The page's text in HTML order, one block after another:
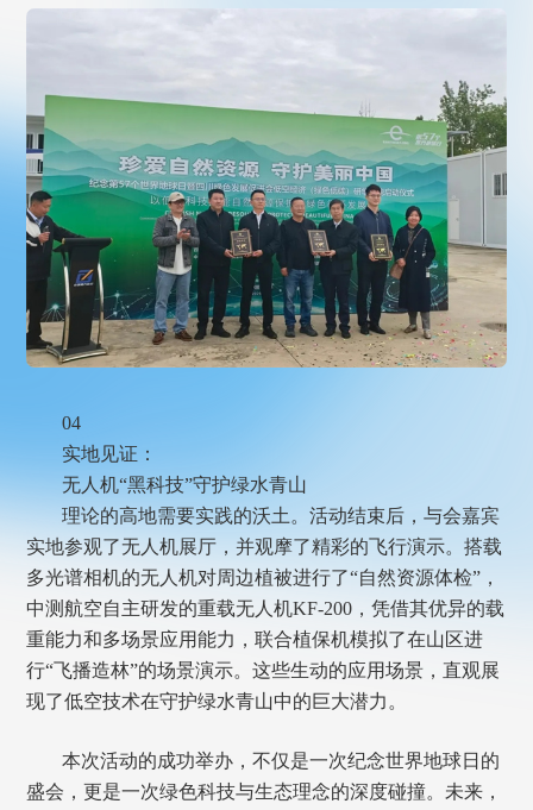
04
实地见证：
无人机“黑科技”守护绿水青山
理论的高地需要实践的沃土。活动结束后，与会嘉宾
实地参观了无人机展厅，并观摩了精彩的飞行演示。搭载
多光谱相机的无人机对周边植被进行了“自然资源体检”，
中测航空自主研发的重载无人机KF-200，凭借其优异的载
重能力和多场景应用能力，联合植保机模拟了在山区进
行“飞播造林”的场景演示。这些生动的应用场景，直观展
现了低空技术在守护绿水青山中的巨大潜力。
本次活动的成功举办，不仅是一次纪念世界地球日的
盛会，更是一次绿色科技与生态理念的深度碰撞。未来，